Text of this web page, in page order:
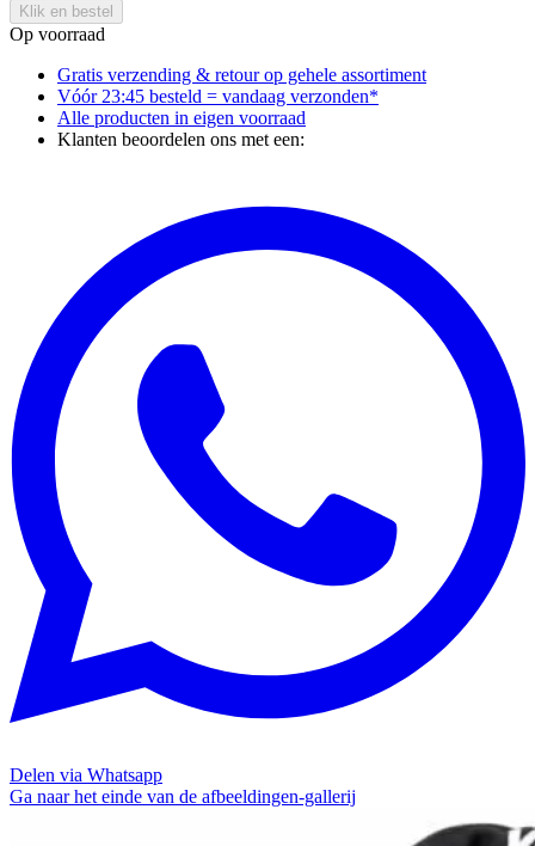
Klik en bestel
Op voorraad
Gratis verzending & retourop gehele assortiment
Vóór 23:45 besteld = vandaag verzonden*
Alle producten in eigen voorraad
Klanten beoordelen ons met een:
Delen via Whatsapp
Ga naar het einde van de afbeeldingen-gallerij